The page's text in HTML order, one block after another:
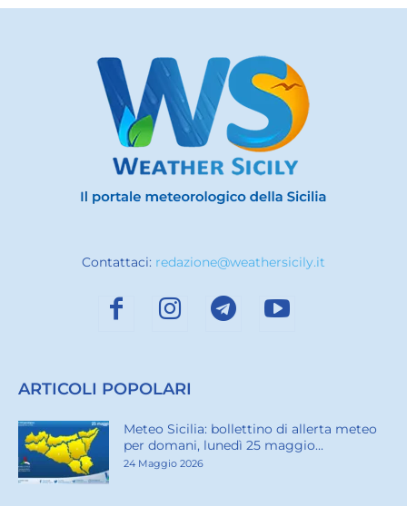
Contattaci: redazione@weathersicily.it
ARTICOLI POPOLARI
Meteo Sicilia: bollettino di allerta meteo
per domani, lunedì 25 maggio...
24 Maggio 2026